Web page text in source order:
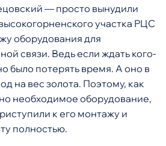
— просто вынудили
участка РЦС
оборудования для
связи. Ведь если ждать кого-
было потерять время. А оно в
на вес золота. Поэтому, как
необходимое оборудование,
к его монтажу и
полностью.